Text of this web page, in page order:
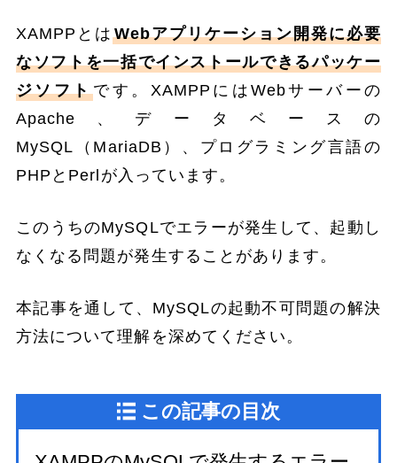
XAMPPとはWebアプリケーション開発に必要
なソフトを一括でインストールできるパッケー
ジソフトです。XAMPPにはWebサーバーの
Apache、データベースの
MySQL（MariaDB）、プログラミング言語の
PHPとPerlが入っています。
このうちのMySQLでエラーが発生して、起動し
なくなる問題が発生することがあります。
本記事を通して、MySQLの起動不可問題の解決
方法について理解を深めてください。
この記事の目次